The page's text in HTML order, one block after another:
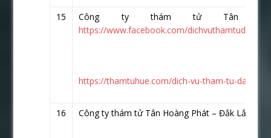
15
Công ty thám tử Tân
https://www.facebook.com/
https://thamtuhue.com/dich-vu-tham-tu-da-
16 Công ty thám tử Tân Hoàng Phát – Đắk Lắk